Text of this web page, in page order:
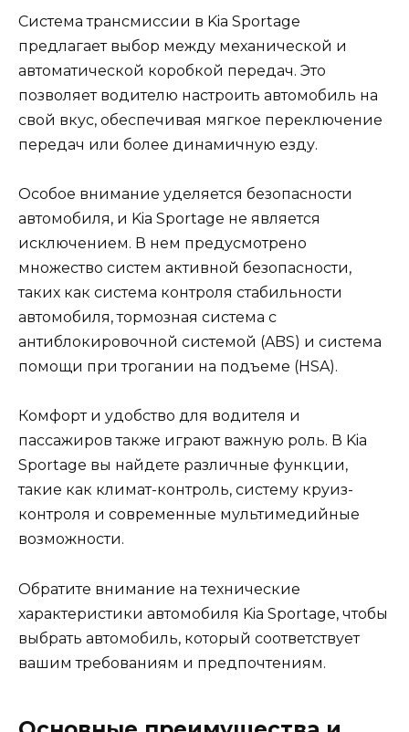
Система трансмиссии в Kia Sportage
предлагает выбор между механической и
автоматической коробкой передач. Это
позволяет водителю настроить автомобиль на
свой вкус, обеспечивая мягкое переключение
передач или более динамичную езду.
Особое внимание уделяется безопасности
автомобиля, и Kia Sportage не является
исключением. В нем предусмотрено
множество систем активной безопасности,
таких как система контроля стабильности
автомобиля, тормозная система с
антиблокировочной системой (ABS) и система
помощи при трогании на подъеме (HSA).
Комфорт и удобство для водителя и
пассажиров также играют важную роль. В Kia
Sportage вы найдете различные функции,
такие как климат-контроль, систему круиз-
контроля и современные мультимедийные
возможности.
Обратите внимание на технические
характеристики автомобиля Kia Sportage, чтобы
выбрать автомобиль, который соответствует
вашим требованиям и предпочтениям.